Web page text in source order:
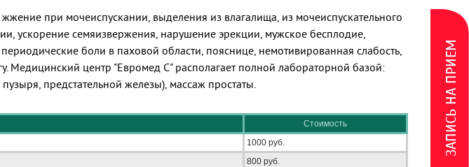
при мочеиспускании, выделения из влагалища, из мочеиспускательного
ускорение семяизвержения, нарушение эрекции, мужское бесплодие,
боли в паховой области, пояснице, немотивированная слабость,
Медицинский центр "Евромед С" располагает полной лабораторной базой:
предстательной железы), массаж простаты.
Стоимость
1000 руб.
800 руб.
ЗАПИСЬ НА ПРИЕМ